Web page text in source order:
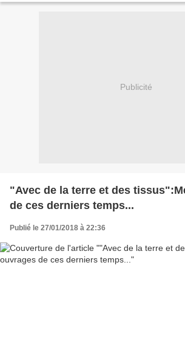
Publicité
"Avec de la terre et des
de ces derniers temps...
Publié le 27/01/2018 à 22:36